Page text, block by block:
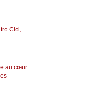
Ciel,
au cœur